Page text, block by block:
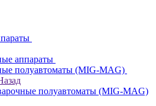
аппараты
полуавтоматы (MIG-MAG)
полуавтоматы (MIG-MAG)